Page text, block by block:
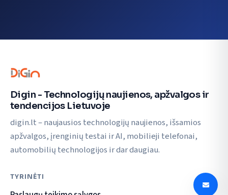
Digin - Technologijų naujienos, apžvalgos ir
tendencijos Lietuvoje
digin.lt – naujausios technologijų naujienos, išsamios
apžvalgos, įrenginių testai ir AI, mobilieji telefonai,
automobilių technologijos ir dar daugiau.
TYRINĖTI